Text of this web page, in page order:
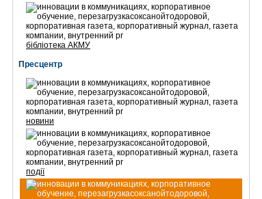
бібліотека АКМУ
Пресцентр
новини
події